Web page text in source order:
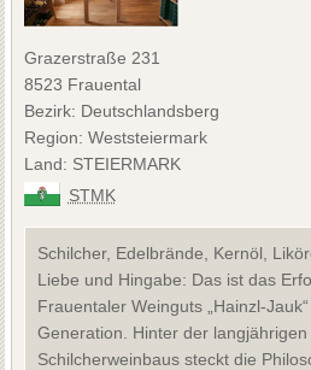
Grazerstraße 231
8523 Frauental
Bezirk: Deutschlandsberg
Region: Weststeiermark
Land: STEIERMARK
STMK
Schilcher, Edelbrände, Kernöl,
Liebe und Hingabe: Das ist das
Frauentaler Weinguts „Hainzl-
Generation. Hinter der
Schilcherweinbaus steckt die